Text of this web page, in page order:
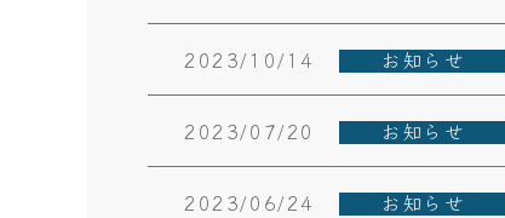
2023/10/14 お知らせ
2023/07/20 お知らせ
2023/06/24 お知らせ